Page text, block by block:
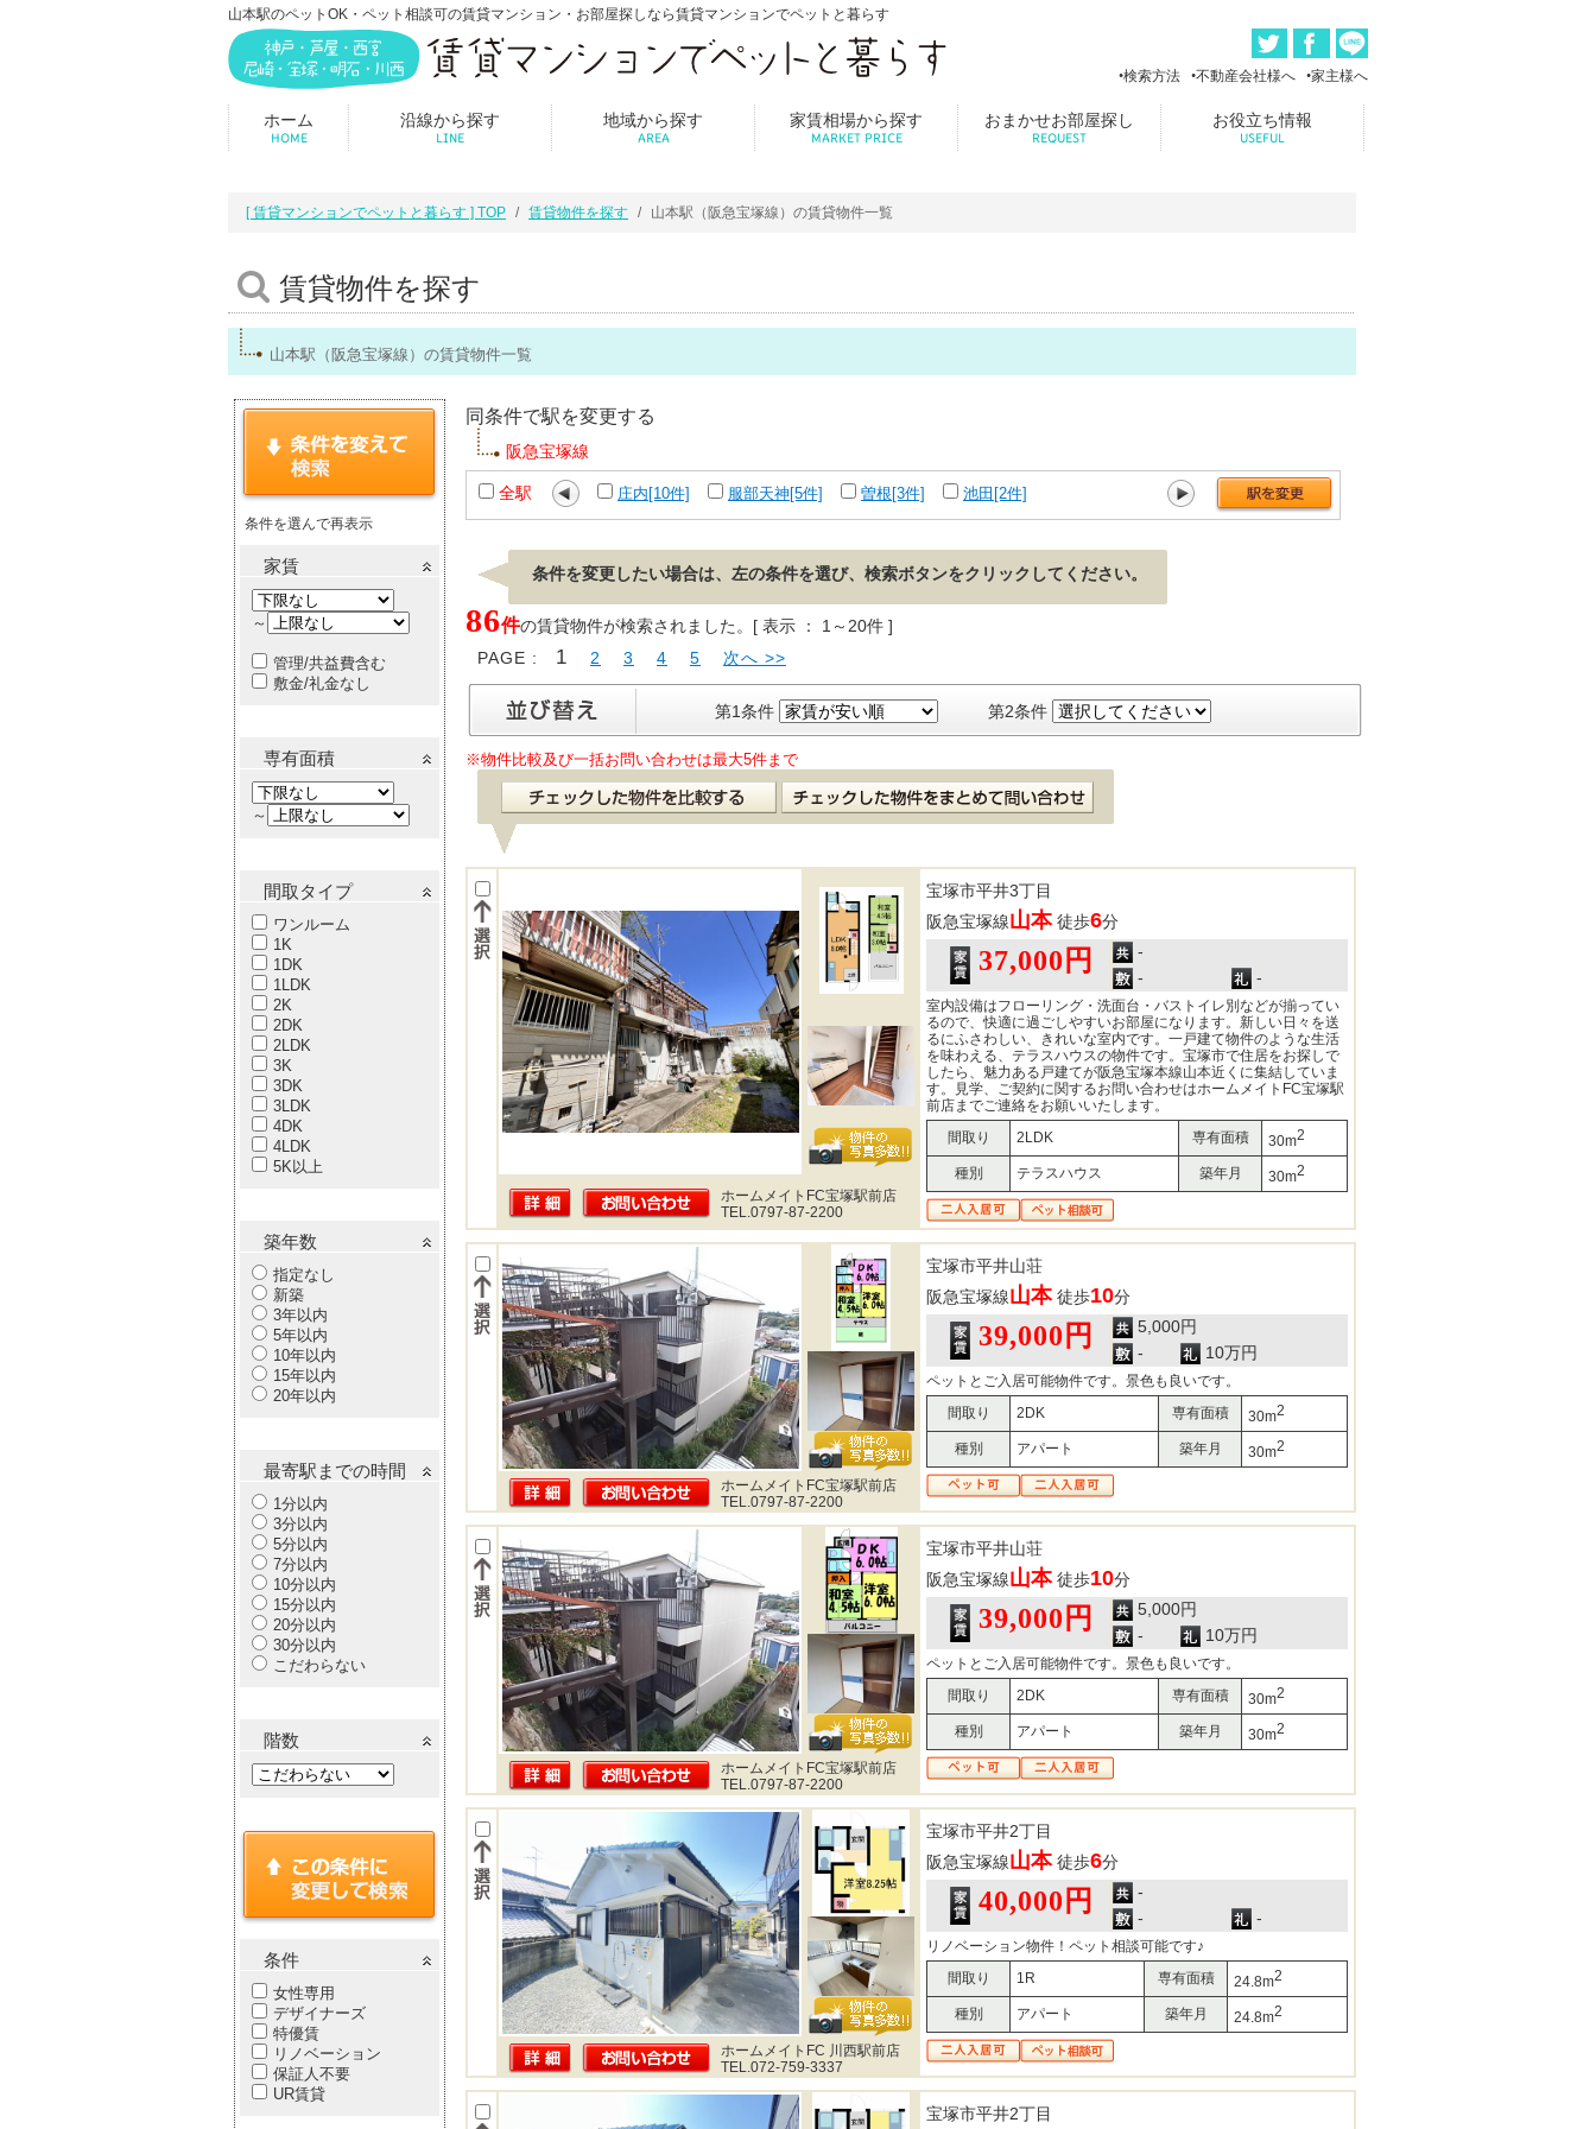
山本駅のペットOK・ペット相談可の賃貸マンション・お部屋探しなら賃貸マンションでペットと暮らす
検索方法 不動産会社様へ 家主様へ
ホーム
HOME
沿線から探す
LINE
地域から探す
AREA
家賃相場から探す
MARKET PRICE
おまかせお部屋探し
REQUEST
お役立ち情報
USEFUL
[ 賃貸マンションでペットと暮らす ] TOP 賃貸物件を探す 山本駅（阪急宝塚線）の賃貸物件一覧
賃貸物件を探す
山本駅（阪急宝塚線）の賃貸物件一覧
条件を選んで再表示
家賃
～
管理/共益費含む
敷金/礼金なし
専有面積
～
間取タイプ
ワンルーム
1K
1DK
1LDK
2K
2DK
2LDK
3K
3DK
3LDK
4DK
4LDK
5K以上
築年数
指定なし
新築
3年以内
5年以内
10年以内
15年以内
20年以内
最寄駅までの時間
1分以内
3分以内
5分以内
7分以内
10分以内
15分以内
20分以内
30分以内
こだわらない
階数
条件
女性専用
デザイナーズ
特優賃
リノベーション
保証人不要
UR賃貸
同条件で駅を変更する
阪急宝塚線
全駅 庄内[10件] 服部天神[5件] 曽根[3件] 池田[2件] 川西能勢口[111件]
条件を変更したい場合は、左の条件を選び、検索ボタンをクリックしてください。
86件の賃貸物件が検索されました。[ 表示 ： 1～20件 ]
PAGE :
1 2 3 4 5 次へ >>
第1条件 第2条件
※物件比較及び一括お問い合わせは最大5件まで
宝塚市平井3丁目
阪急宝塚線山本徒歩6分
37,000円
-
-
-
室内設備はフローリング・洗面台・バストイレ別などが揃ってい
るので、快適に過ごしやすいお部屋になります。新しい日々を送
るにふさわしい、きれいな室内です。一戸建て物件のような生活
を味わえる、テラスハウスの物件です。宝塚市で住居をお探しで
したら、魅力ある戸建てが阪急宝塚本線山本近くに集結していま
す。見学、ご契約に関するお問い合わせはホームメイトFC宝塚駅
前店までご連絡をお願いいたします。
間取り
2LDK 専有面積 30m2
種別 テラスハウス 築年月 30m2
ホームメイトFC宝塚駅前店
TEL.0797-87-2200
宝塚市平井山荘
阪急宝塚線山本徒歩10分
39,000円
5,000円
-
10万円
ペットとご入居可能物件です。景色も良いです。
間取り
2DK 専有面積 30m2
種別 アパート 築年月 30m2
ホームメイトFC宝塚駅前店
TEL.0797-87-2200
宝塚市平井山荘
阪急宝塚線山本徒歩10分
39,000円
5,000円
-
10万円
ペットとご入居可能物件です。景色も良いです。
間取り
2DK 専有面積 30m2
種別 アパート 築年月 30m2
ホームメイトFC宝塚駅前店
TEL.0797-87-2200
宝塚市平井2丁目
阪急宝塚線山本徒歩6分
40,000円
-
-
-
リノベーション物件！ペット相談可能です♪
間取り
1R 専有面積 24.8m2
種別 アパート 築年月 24.8m2
ホームメイトFC 川西駅前店
TEL.072-759-3337
宝塚市平井2丁目